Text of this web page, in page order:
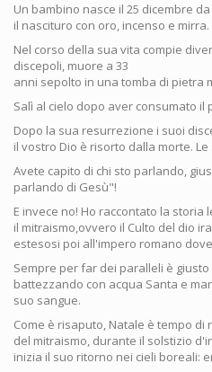
Un bambino nasce il 25 dicembre
il nascituro con oro, incenso e mirra.
Nel corso della sua vita compie
discepoli, muore a 33
anni sepolto in una tomba di pietra
Salì al cielo dopo aver consumato il
Dopo la sua resurrezione i suoi
il vostro Dio è risorto dalla morte.
Avete capito di chi sto parlando,
parlando di Gesù"!
E invece no! Ho raccontato la storia
il mitraismo,ovvero il Culto del dio
estesosi poi all'impero romano
Sempre per far dei paralleli è
battezzando con acqua Santa e
suo sangue.
Come è risaputo, Natale è tempo
del mitraismo, durante il solstizio
inizia il suo ritorno nei cieli boreali: